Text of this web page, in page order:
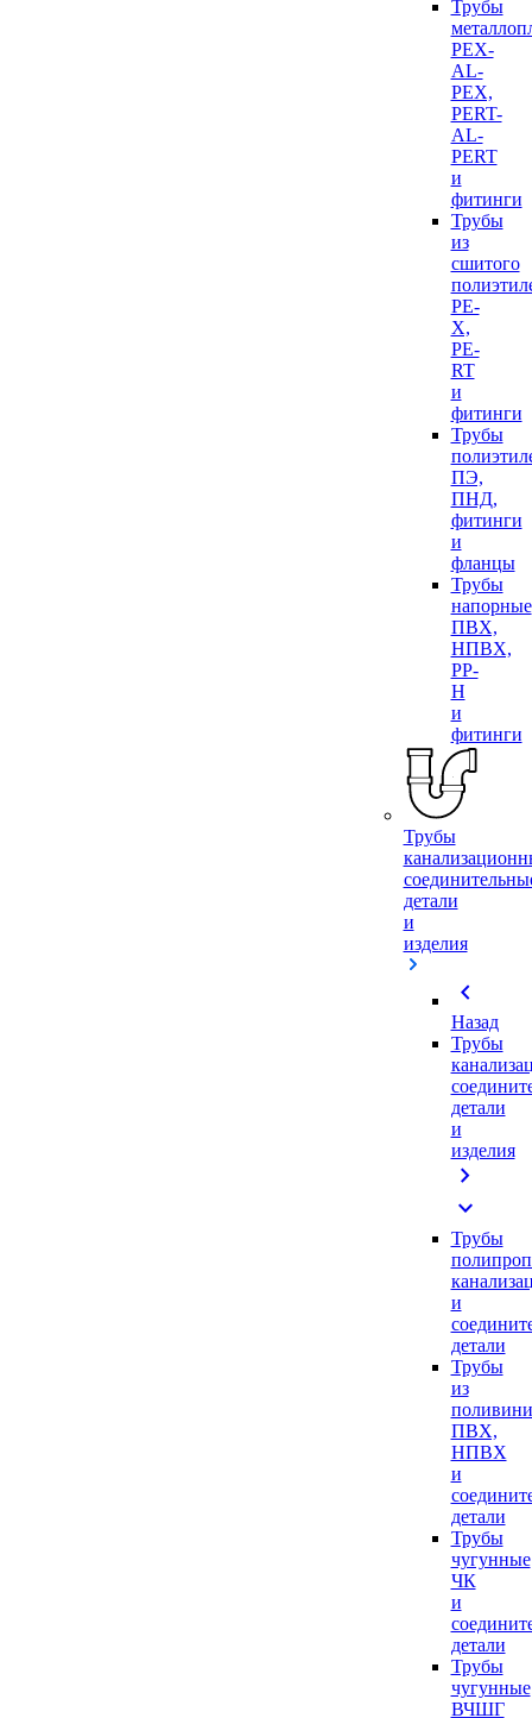
Трубы
PEX-
AL-
PEX,
PERT-
AL-
PERT
и
фитинги
Трубы
из
сшитого
PE-
X,
PE-
RT
и
фитинги
Трубы
ПЭ,
ПНД,
фитинги
и
фланцы
Трубы
напорные
ПВХ,
НПВХ,
PP-
H
и
фитинги
Трубы
детали
и
изделия
chevron_left
Назад
Трубы
детали
и
изделия
chevron_right
expand_more
Трубы
и
детали
Трубы
из
ПВХ,
НПВХ
и
детали
Трубы
чугунные
ЧК
и
детали
Трубы
чугунные
ВЧШГ